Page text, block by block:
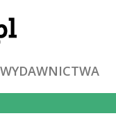
WYDAWNICTWA